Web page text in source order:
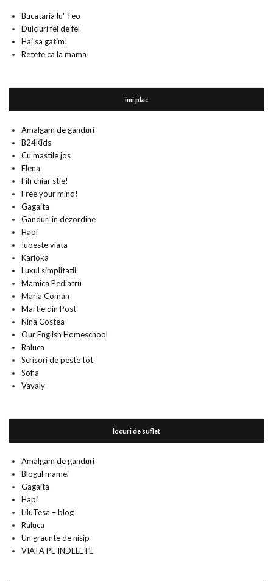
Bucataria lu' Teo
Dulciuri fel de fel
Hai sa gatim!
Retete ca la mama
imi plac
Amalgam de ganduri
B24Kids
Cu mastile jos
Elena
Fifi chiar stie!
Free your mind!
Gagaita
Ganduri in dezordine
Hapi
Iubeste viata
Karioka
Luxul simplitatii
Mamica Pediatru
Maria Coman
Martie din Post
Nina Costea
Our English Homeschool
Raluca
Scrisori de peste tot
Sofia
Vavaly
locuri de suflet
Amalgam de ganduri
Blogul mamei
Gagaita
Hapi
LiluTesa – blog
Raluca
Un graunte de nisip
VIATA PE INDELETE